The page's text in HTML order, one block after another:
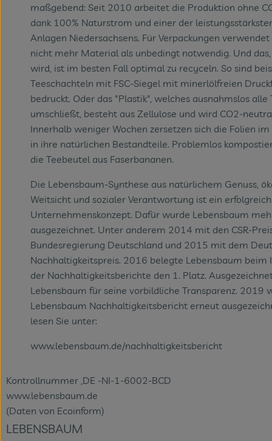
maßgebend: Seit 2010 arbeitet die Produktion ohne
dank 100% Naturstrom und einer der
Anlagen Niedersachsens. Für Verpackungen
nicht mehr Material als unbedingt notwendig. Und
wird, ist im besten Fall optimal zu recyceln. So sind
Teeschachteln mit FSC-Siegel mit minerlölfreien
bedruckt. Oder das "Plastik", welches ausnahmslos alle
umschließt, besteht aus Zellulose und wird CO2-
Innerhalb weniger Wochen zersetzen sich die Folien
in ihre natürlichen Bestandteile. Problemlos
die Teebeutel aus Faserbananen.
Die Lebensbaum-Synthese aus natürlichem Genuss,
Weitsicht und sozialer Verantwortung ist ein
Unternehmenskonzept. Dafür wurde Lebensbaum
ausgezeichnet. Unter anderem 2014 mit den CSR-
Bundesregierung Deutschland und 2015 mit dem
Nachhaltigkeitspreis. 2016 belegte Lebensbaum beim
der Nachhaltigkeitsberichte den 1. Platz.
Lebensbaum für seine vorbildliche Transparenz. 2019
Lebensbaum Nachhaltigkeitsbericht erneut
lesen Sie unter:
www.lebensbaum.de/nachhaltigkeitsbericht
Kontrollnummer ,DE -NI-1-6002-BCD
www.lebensbaum.de
(Daten von Ecoinform)
LEBENSBAUM